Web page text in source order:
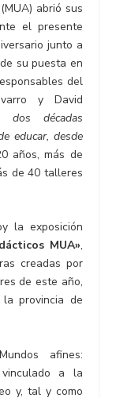
abrió sus
el presente
junto a
su puesta en
del
y David
dos décadas
educar, desde
años, más de
de 40 talleres
la exposición
MUA»,
creadas por
de este año,
provincia de
afines:
a la
y, tal y como